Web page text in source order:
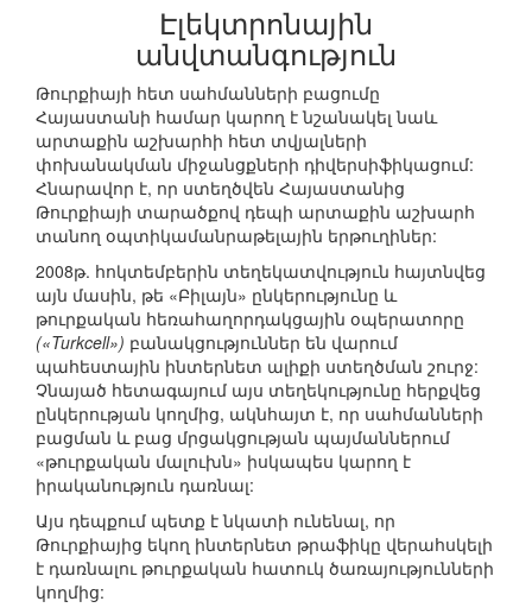
Էլեկտրոնային
անվտանգություն
Թուրքիայի հետ սահմանների բացումը
Հայաստանի համար կարող է նշանակել նաև
արտաքին աշխարհի հետ տվյալների
փոխանակման միջանցքների դիվերսիֆիկացում:
Հնարավոր է, որ ստեղծվեն Հայաստանից
Թուրքիայի տարածքով դեպի արտաքին աշխարհ
տանող օպտիկամանրաթելային երթուղիներ:
2008թ. հոկտեմբերին տեղեկատվություն հայտնվեց
այն մասին, թե «Բիլայն» ընկերությունը և
թուրքական հեռահաղորդակցային օպերատորը
(«Turkcell») բանակցություններ են վարում
պահեստային ինտերնետ ալիքի ստեղծման շուրջ:
Չնայած հետագայում այս տեղեկությունը հերքվեց
ընկերության կողմից, ակնհայտ է, որ սահմանների
բացման և բաց մրցակցության պայմաններում
«թուրքական մալուխն» իսկապես կարող է
իրականություն դառնալ:
Այս դեպքում պետք է նկատի ունենալ, որ
Թուրքիայից եկող ինտերնետ թրաֆիկը վերահսկելի
է դառնալու թուրքական հատուկ ծառայությունների
կողմից: